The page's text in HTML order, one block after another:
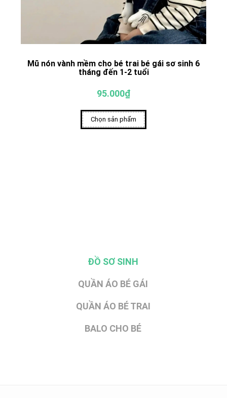
Mũ nón vành mềm cho bé trai bé gái sơ sinh 6
tháng đến 1-2 tuổi
95.000₫
Chọn sản phẩm
ĐỒ SƠ SINH
QUẦN ÁO BÉ GÁI
QUẦN ÁO BÉ TRAI
BALO CHO BÉ